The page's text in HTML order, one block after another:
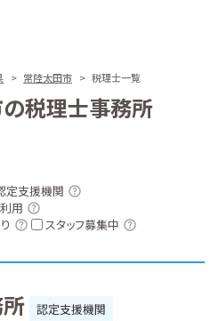
常陸太田市 税理士一覧
税理士事務所
定支援機関
用
スタッフ募集中
認定支援機関